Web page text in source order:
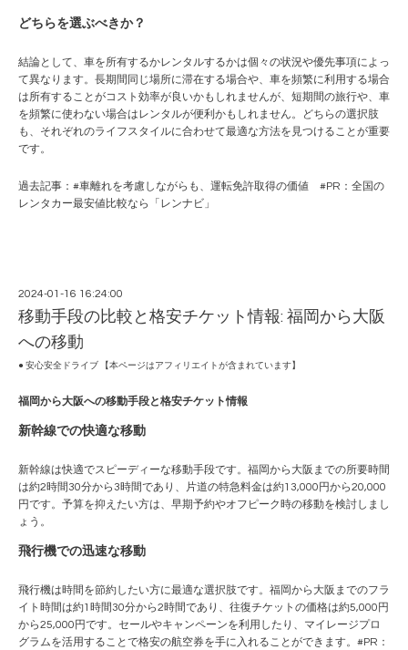
どちらを選ぶべきか？
結論として、車を所有するかレンタルするかは個々の状況や優先事項によっ
て異なります。長期間同じ場所に滞在する場合や、車を頻繁に利用する場合
は所有することがコスト効率が良いかもしれませんが、短期間の旅行や、車
を頻繁に使わない場合はレンタルが便利かもしれません。どちらの選択肢
も、それぞれのライフスタイルに合わせて最適な方法を見つけることが重要
です。
過去記事：#車離れを考慮しながらも、運転免許取得の価値 #PR： 全国の
レンタカー最安値比較なら「レンナビ」
2024-01-16 16:24:00
移動手段の比較と格安チケット情報: 福岡から大阪
への移動
● 安心安全ドライブ 【本ページはアフィリエイトが含まれています】
福岡から大阪への移動手段と格安チケット情報
新幹線での快適な移動
新幹線は快適でスピーディーな移動手段です。福岡から大阪までの所要時間
は約2時間30分から3時間であり、片道の特急料金は約13,000円から20,000
円です。予算を抑えたい方は、早期予約やオフピーク時の移動を検討しまし
ょう。
飛行機での迅速な移動
飛行機は時間を節約したい方に最適な選択肢です。福岡から大阪までのフラ
イト時間は約1時間30分から2時間であり、往復チケットの価格は約5,000円
から25,000円です。セールやキャンペーンを利用したり、マイレージプロ
グラムを活用することで格安の航空券を手に入れることができます。#PR：